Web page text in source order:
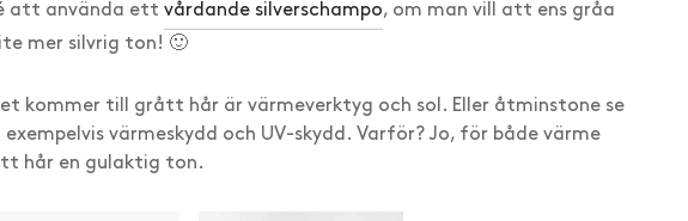
att använda ett vårdande silverschampo, om man vill att ens gråa
mer silvrig ton! 🙂
kommer till grått hår är värmeverktyg och sol. Eller åtminstone se
värmeskydd och UV-skydd. Varför? Jo, för både värme
hår en gulaktig ton.